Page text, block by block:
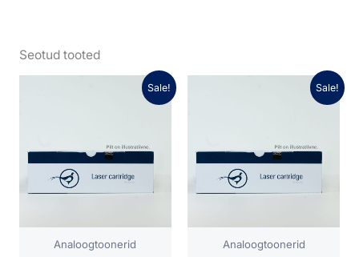
Seotud tooted
Sale!
Analoogtoonerid
Praegune
hind
Sale!
Analoogtoonerid
Praegune
hind